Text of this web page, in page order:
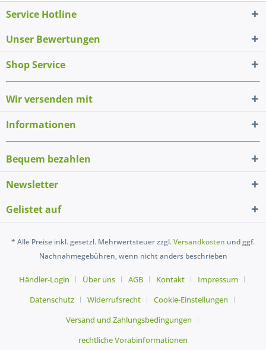
Service Hotline
Unser Bewertungen
Shop Service
Wir versenden mit
Informationen
Bequem bezahlen
Newsletter
Gelistet auf
* Alle Preise inkl. gesetzl. Mehrwertsteuer zzgl.Versandkosten und ggf.
Nachnahmegebühren, wenn nicht anders beschrieben
Händler-Login Über uns AGB Kontakt
Impressum
Datenschutz
Widerrufsrecht
Cookie-Einstellungen
Versand und Zahlungsbedingungen
rechtliche Vorabinformationen